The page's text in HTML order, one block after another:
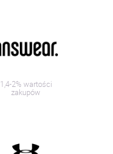
1,4-2% wartości
zakupów